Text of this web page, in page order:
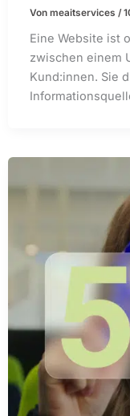
Vonmeaitservices /
Eine Website ist
zwischen einem
Kund:innen. Sie